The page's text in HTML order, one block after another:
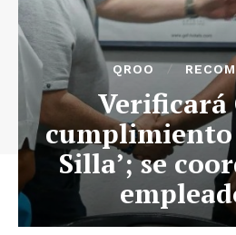
QROO
Verificará
cumplimiento
Silla’; se